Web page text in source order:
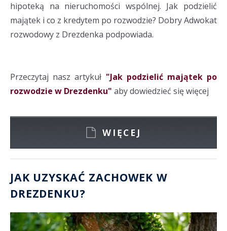
hipoteką na nieruchomości wspólnej. Jak podzielić
majątek i co z kredytem po rozwodzie? Dobry Adwokat
rozwodowy z Drezdenka podpowiada.
Przeczytaj nasz artykuł "Jak podzielić majątek po
rozwodzie w Drezdenku" aby dowiedzieć się więcej
WIĘCEJ
JAK UZYSKAĆ ZACHOWEK W
DREZDENKU?